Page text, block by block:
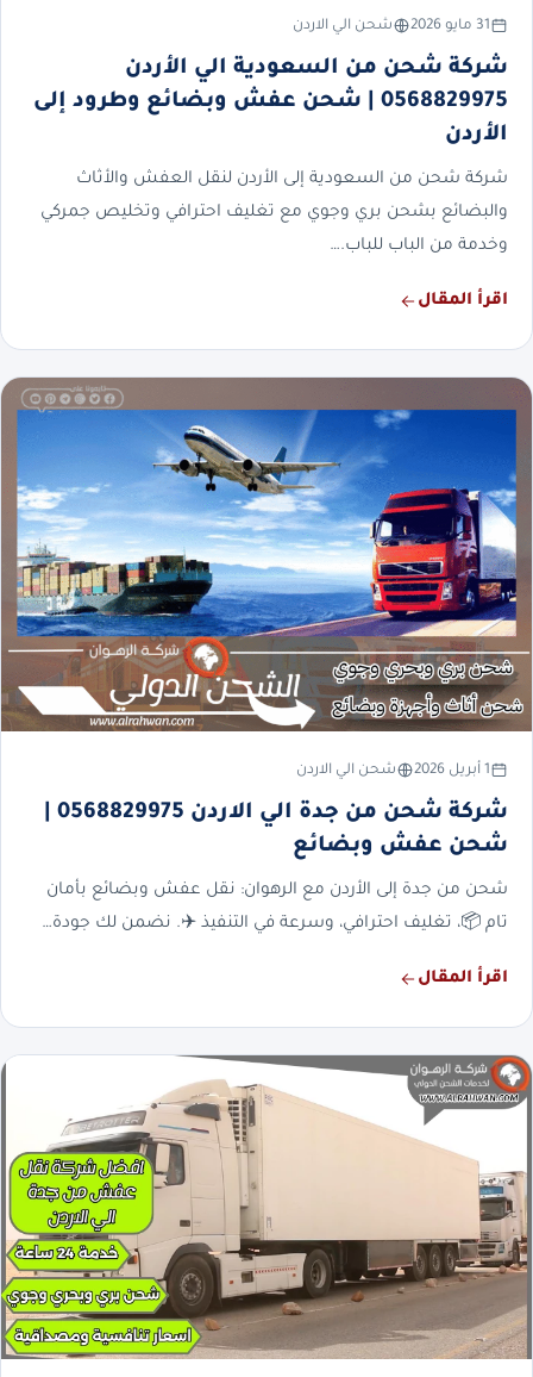
31 مايو 2026 شحن الي الاردن
شركة شحن من السعودية الي الأردن
0568829975 | شحن عفش وبضائع وطرود إلى
الأردن
شركة شحن من السعودية إلى الأردن لنقل العفش والأثاث
والبضائع بشحن بري وجوي مع تغليف احترافي وتخليص جمركي
وخدمة من الباب للباب.…
اقرأ المقال
1 أبريل 2026 شحن الي الاردن
شحن عفش وبضائع
شحن من جدة إلى الأردن مع الرهوان: نقل عفش وبضائع بأمان
تام 📦، تغليف احترافي، وسرعة في التنفيذ ✈️. نضمن لك جودة…
اقرأ المقال